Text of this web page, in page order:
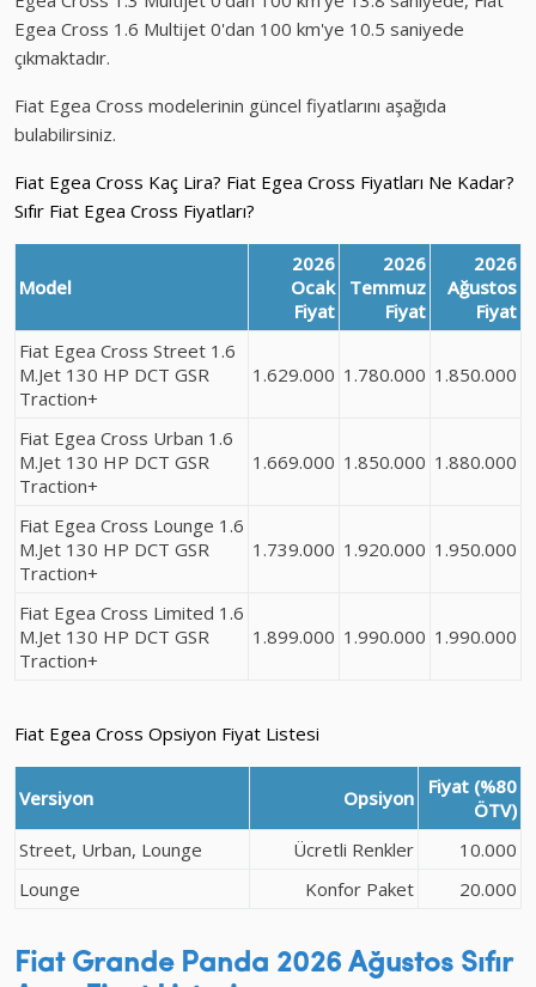
Egea Cross 1.6 Multijet 0'dan 100 km'ye 10.5 saniyede
çıkmaktadır.
Fiat Egea Cross modelerinin güncel fiyatlarını aşağıda
bulabilirsiniz.
Fiat Egea Cross Kaç Lira? Fiat Egea Cross Fiyatları Ne Kadar?
Sıfır Fiat Egea Cross Fiyatları?
Model
2026
Ocak
Fiyat
2026
Temmuz
Fiyat
2026
Ağustos
Fiyat
Fiat Egea Cross Street 1.6
M.Jet 130 HP DCT GSR
Traction+
1.629.000 1.780.000 1.850.000
Fiat Egea Cross Urban 1.6
M.Jet 130 HP DCT GSR
Traction+
1.669.000 1.850.000 1.880.000
Fiat Egea Cross Lounge 1.6
M.Jet 130 HP DCT GSR
Traction+
1.739.000 1.920.000 1.950.000
Fiat Egea Cross Limited 1.6
M.Jet 130 HP DCT GSR
Traction+
1.899.000 1.990.000 1.990.000
Fiat Egea Cross Opsiyon Fiyat Listesi
Versiyon Opsiyon
Fiyat (%80
ÖTV)
Street, Urban, Lounge
Ücretli Renkler
10.000
Lounge
Konfor Paket 20.000
Fiat Grande Panda 2026 Ağustos Sıfır